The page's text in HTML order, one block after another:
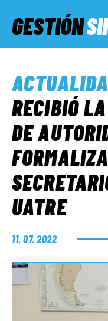
GESTIÓN
SERVICIOS
INFORMES
FUERA DE
RECIBIÓ
DE
UATRE
11. 07. 2022